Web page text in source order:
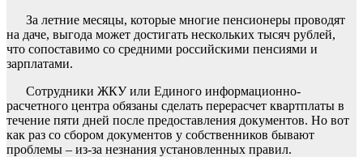
За летние месяцы, которые многие пенсионеры проводят
на даче, выгода может достигать нескольких тысяч рублей,
что сопоставимо со средними российскими пенсиями и
зарплатами.
Сотрудники ЖКУ или Единого информационно-
расчетного центра обязаны сделать перерасчет квартплаты в
течение пяти дней после предоставления документов. Но вот
как раз со сбором документов у собственников бывают
проблемы – из-за незнания установленных правил.